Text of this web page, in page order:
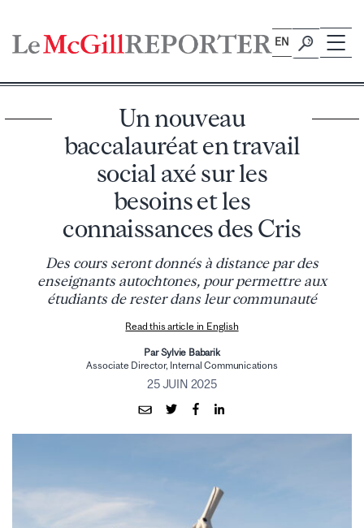
content
EN
Un nouveau
baccalauréat en travail
social axé sur les
besoins et les
connaissances des Cris
Des cours seront donnés à distance par des
enseignants autochtones, pour permettre aux
étudiants de rester dans leur communauté
Read this article in English
Par Sylvie Babarik
Associate Director, Internal Communications
25 JUIN 2025